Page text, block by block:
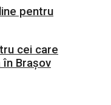
pentru
cei care
Brașov